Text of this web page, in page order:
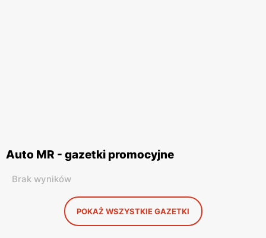
Auto MR - gazetki promocyjne
Brak wyników
POKAŻ WSZYSTKIE GAZETKI